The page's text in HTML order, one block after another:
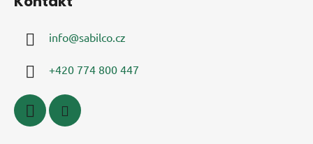
info@sabilco.cz
+420 774 800 447